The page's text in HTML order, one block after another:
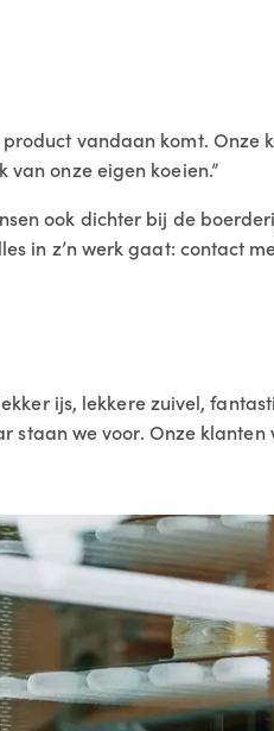
vandaan komt. Onze
onze eigen koeien.”
ook dichter bij de
in z’n werk gaat: contact
ijs, lekkere zuivel,
staan we voor. Onze